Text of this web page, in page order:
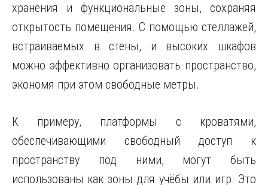
хранения и функциональные зоны, сохраняя
открытость помещения. С помощью стеллажей,
встраиваемых в стены, и высоких шкафов
можно эффективно организовать пространство,
экономя при этом свободные метры.
К примеру, платформы с кроватями,
обеспечивающими свободный доступ к
пространству под ними, могут быть
использованы как зоны для учёбы или игр. Это